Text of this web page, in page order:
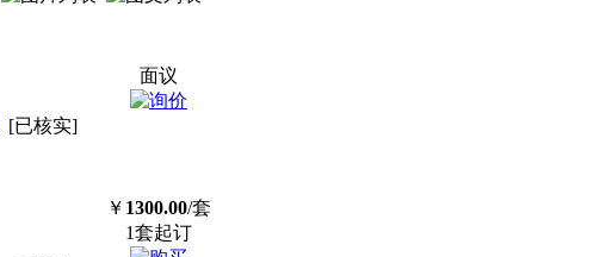
[已核实]
面议
￥ 1300.00/套
1套起订